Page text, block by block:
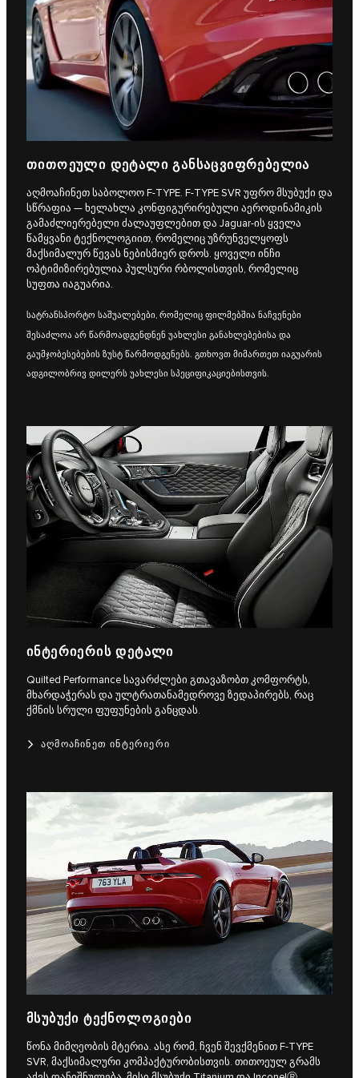
ᲗᲘᲗᲝᲔᲣᲚᲘ ᲓᲔᲢᲐᲚᲘ ᲒᲐᲜᲡᲐᲪᲕᲘᲤᲠᲔᲑᲔᲚᲘᲐ
აღმოაჩინეთ საბოლოო F‑TYPE. F‑TYPE SVR უფრო მსუბუქი და
სწრაფია — ხელახლა კონფიგურირებული აეროდინამიკის
გამაძლიერებელი ძალაუფლებით და Jaguar-ის ყველა
წამყვანი ტექნოლოგიით, რომელიც უზრუნველყოფს
მაქსიმალურ წევას ნებისმიერ დროს. ყოველი ინჩი
ოპტიმიზირებულია პულსური რბოლისთვის, რომელიც
სუფთა იაგუარია.
სატრანსპორტო საშუალებები, რომელიც ფილმებშია ნაჩვენები
შესაძლოა არ წარმოადგენდნენ უახლესი განახლებებისა და
გაუმჯობესებების ზუსტ წარმოდგენებს. გთხოვთ მიმართეთ იაგუარის
ადგილობრივ დილერს უახლესი სპეციფიკაციებისთვის.
ᲘᲜᲢᲔᲠᲘᲔᲠᲘᲡ ᲓᲔᲢᲐᲚᲘ
Quilted Performance სავარძლები გთავაზობთ კომფორტს,
მხარდაჭერას და ულტრათანამედროვე ზედაპირებს, რაც
ქმნის სრული ფუფუნების განცდას.
ᲐᲦᲛᲝᲐᲩᲘᲜᲔᲗ ᲘᲜᲢᲔᲠᲘᲔᲠᲘ
ᲛᲡᲣᲑᲣᲥᲘ ᲢᲔᲥᲜᲝᲚᲝᲒᲘᲔᲑᲘ
წონა მიმღეობის მტერია. ასე რომ, ჩვენ შევქმენით F‑TYPE
SVR, მაქსიმალური კომპაქტურობისთვის. თითოეულ გრამს